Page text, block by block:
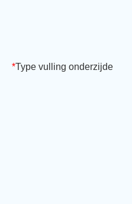
*Type vulling onderzijde